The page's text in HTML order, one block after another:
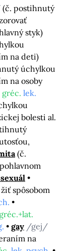
(č. postihnutý
styk)
na deti)
úchylkou
na osoby
gréc. lek.
bolesti al.
(č.
spôsobom
gréc.+lat.
gay /gej/
na